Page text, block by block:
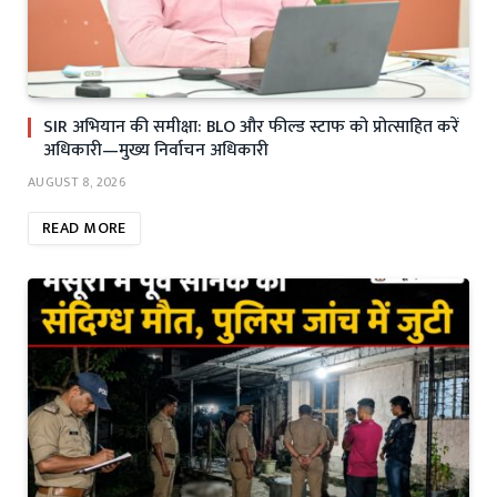
SIR अभियान की समीक्षा: BLO और फील्ड स्टाफ को प्रोत्साहित करें
अधिकारी—मुख्य निर्वाचन अधिकारी
AUGUST 8, 2026
READ MORE